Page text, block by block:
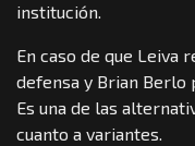
institución.
En caso de que Leiva
defensa y Brian Berlo
Es una de las
cuanto a variantes.